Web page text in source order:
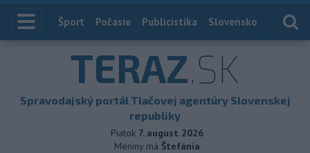
Index
Šport Počasie Publicistika Slovensko
TERAZ.SK
Spravodajský portál Tlačovej agentúry Slovenskej
republiky
Piatok 7. august 2026
Meniny má Štefánia